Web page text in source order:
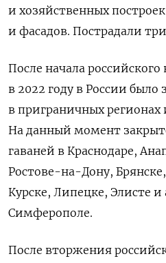
и хозяйственных
и фасадов. Пострадали
После начала
в 2022 году в России было
в приграничных регионах
На данный момент
гаваней в Краснодаре,
Ростове-на-Дону,
Курске, Липецке, Элисте
Симферополе.
После вторжения